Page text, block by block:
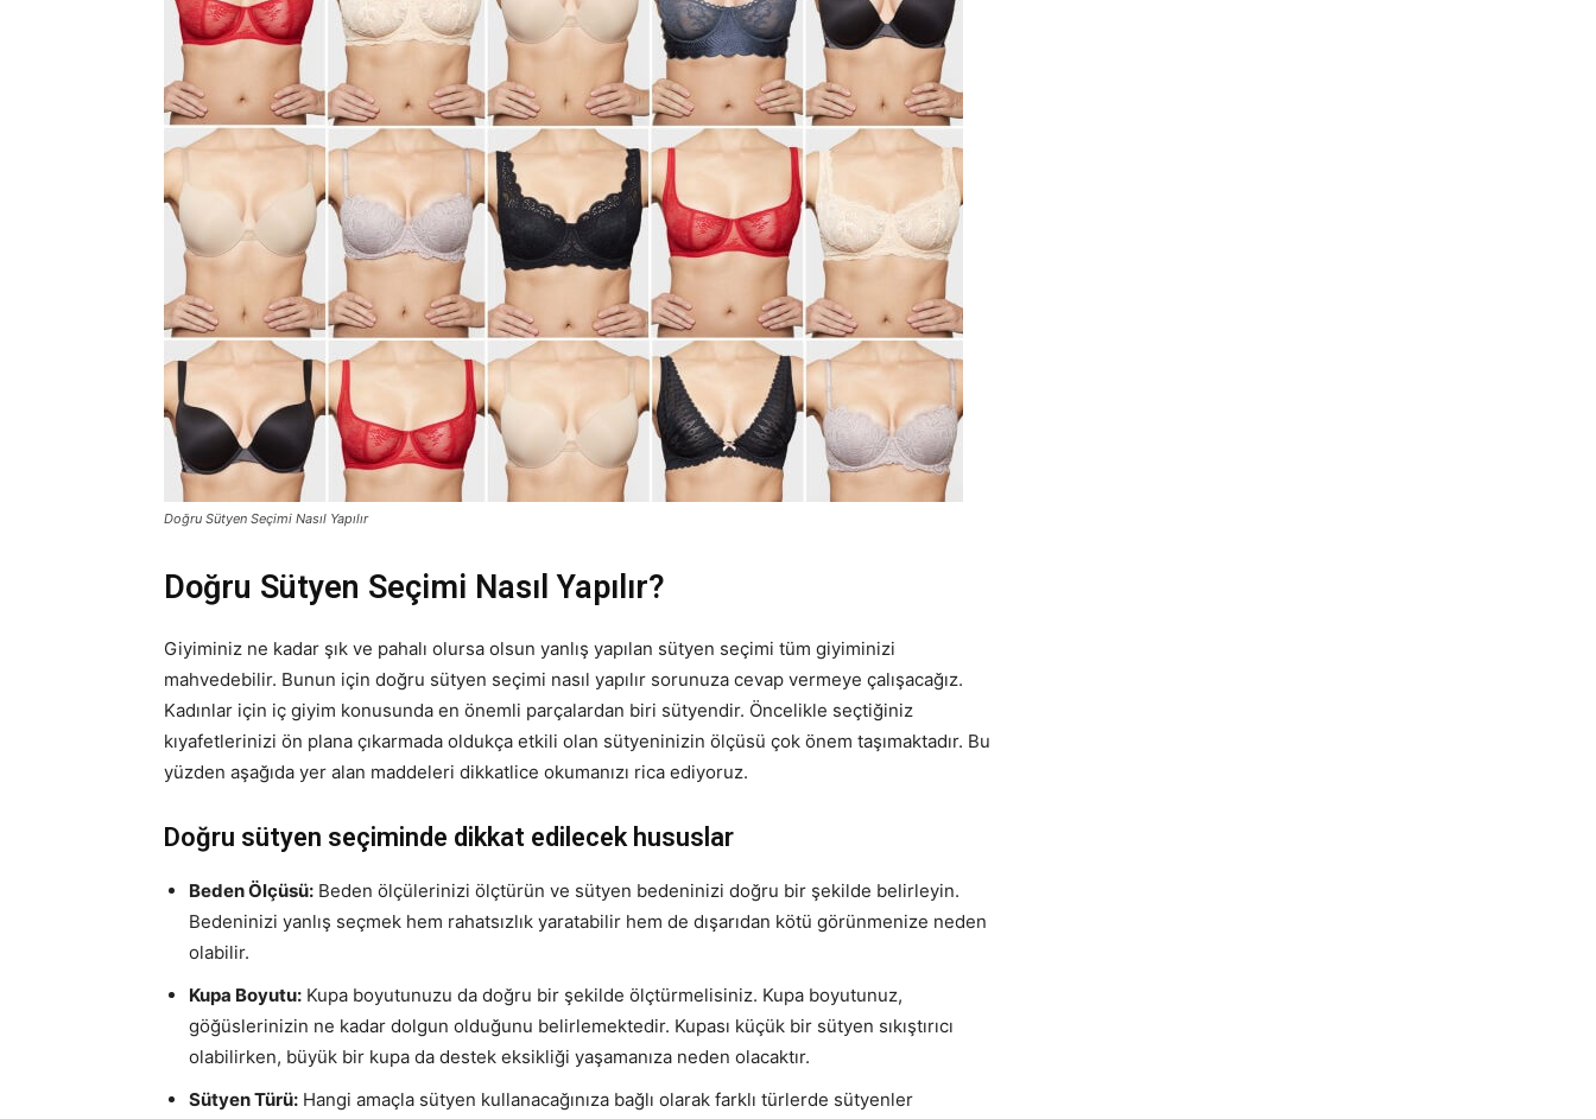
Doğru Sütyen Seçimi Nasıl Yapılır
Doğru Sütyen Seçimi Nasıl Yapılır?
Giyiminiz ne kadar şık ve pahalı olursa olsun yanlış yapılan sütyen seçimi tüm giyiminizi
mahvedebilir. Bunun için doğru sütyen seçimi nasıl yapılır sorunuza cevap vermeye çalışacağız.
Kadınlar için iç giyim konusunda en önemli parçalardan biri sütyendir. Öncelikle seçtiğiniz
kıyafetlerinizi ön plana çıkarmada oldukça etkili olan sütyeninizin ölçüsü çok önem taşımaktadır. Bu
yüzden aşağıda yer alan maddeleri dikkatlice okumanızı rica ediyoruz.
Doğru sütyen seçiminde dikkat edilecek hususlar
Beden Ölçüsü: Beden ölçülerinizi ölçtürün ve sütyen bedeninizi doğru bir şekilde belirleyin.
Bedeninizi yanlış seçmek hem rahatsızlık yaratabilir hem de dışarıdan kötü görünmenize neden
olabilir.
Kupa Boyutu: Kupa boyutunuzu da doğru bir şekilde ölçtürmelisiniz. Kupa boyutunuz,
göğüslerinizin ne kadar dolgun olduğunu belirlemektedir. Kupası küçük bir sütyen sıkıştırıcı
olabilirken, büyük bir kupa da destek eksikliği yaşamanıza neden olacaktır.
Sütyen Türü: Hangi amaçla sütyen kullanacağınıza bağlı olarak farklı türlerde sütyenler